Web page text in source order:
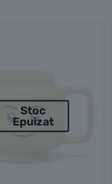
Stoc
Epuizat